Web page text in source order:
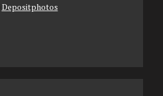
Depositphotos